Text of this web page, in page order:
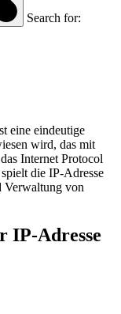
Search for:
eine eindeutige
wird, das mit
Internet Protocol
die IP-Adresse
Verwaltung von
IP-Adresse